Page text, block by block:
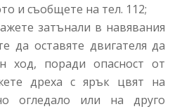
и съобщете на тел. 112;
затънали в навявания
да оставяте двигателя да
ход, поради опасност от
дреха с ярък цвят на
огледало или на друго